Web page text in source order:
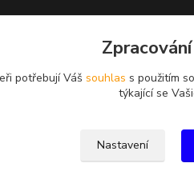
potřebují Váš souhlas s použitím
týkající se
Nastavení